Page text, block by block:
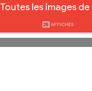
Toutes les images de
25 AFFICHES